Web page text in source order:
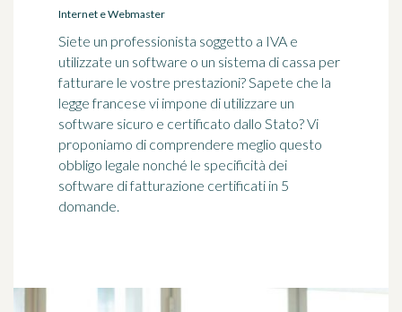
Internet e Webmaster
Siete un professionista soggetto a IVA e
utilizzate un software o un sistema di cassa per
fatturare le vostre prestazioni? Sapete che la
legge francese vi impone di utilizzare un
software sicuro e certificato dallo Stato? Vi
proponiamo di comprendere meglio questo
obbligo legale nonché le specificità dei
software di fatturazione certificati in 5
domande.